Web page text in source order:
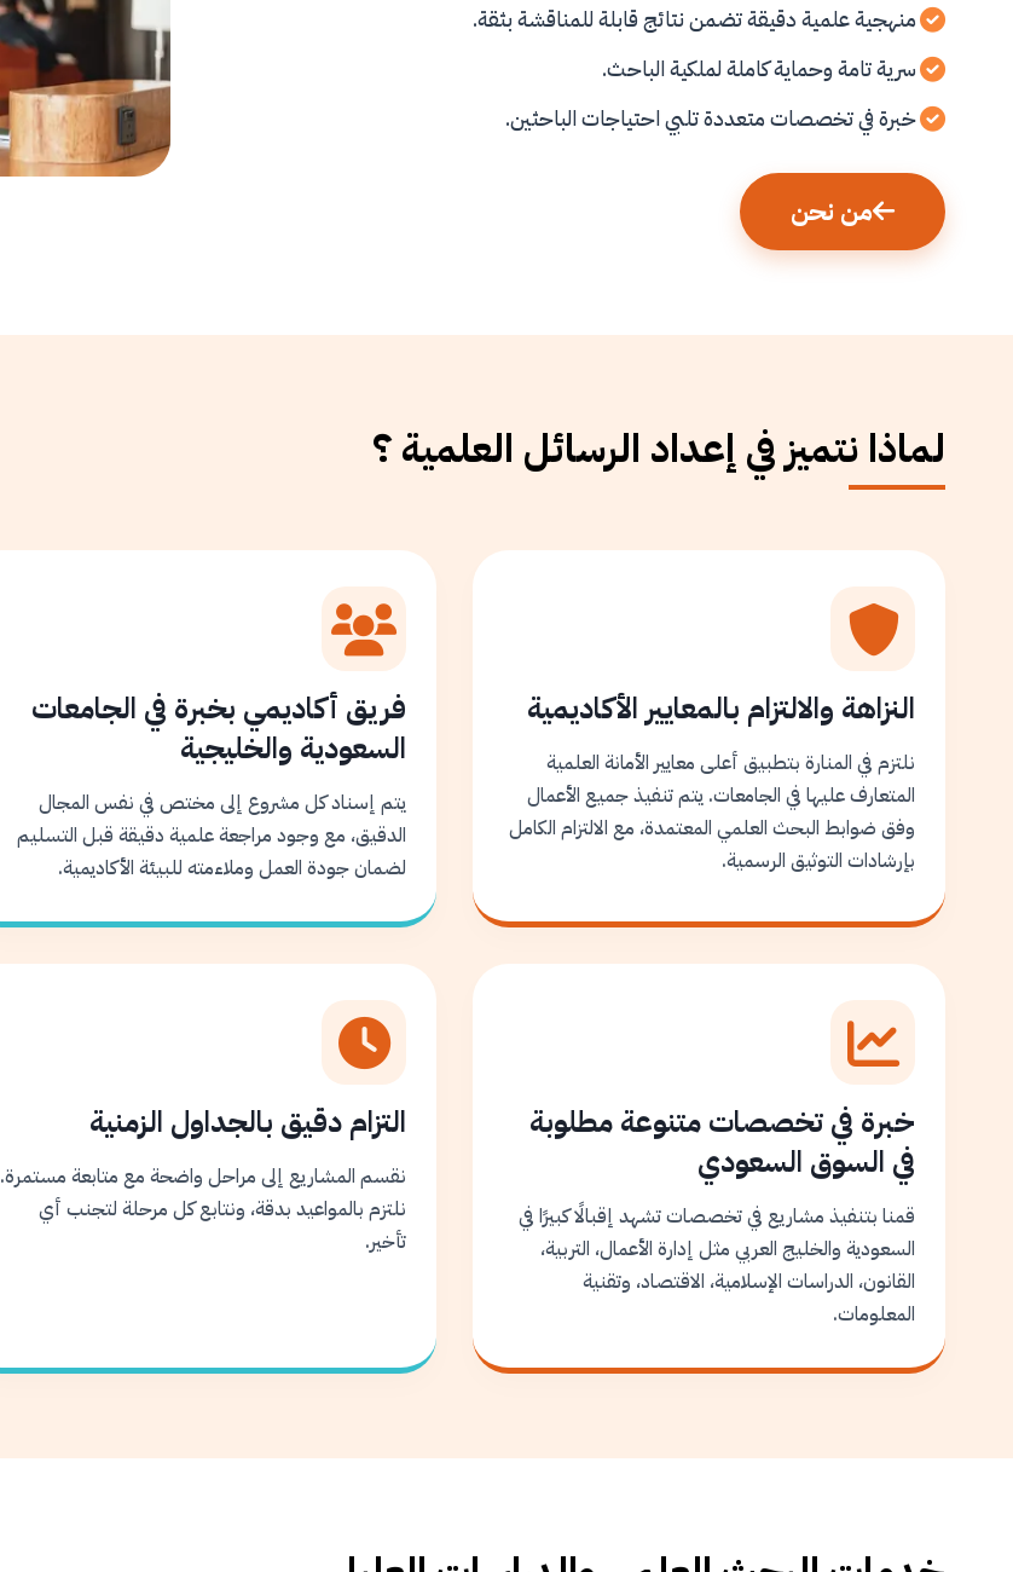
منهجية علمية دقيقة تضمن نتائج قابلة للمناقشة بثقة.
سرية تامة وحماية كاملة لملكية الباحث.
خبرة في تخصصات متعددة تلبي احتياجات الباحثين.
من نحن
لماذا نتميز في إعداد الرسائل العلمية ؟
النزاهة والالتزام بالمعايير الأكاديمية
نلتزم في المنارة بتطبيق أعلى معايير الأمانة العلمية
المتعارف عليها في الجامعات. يتم تنفيذ جميع الأعمال
وفق ضوابط البحث العلمي المعتمدة، مع الالتزام الكامل
بإرشادات التوثيق الرسمية.
فريق أكاديمي بخبرة في الجامعات
السعودية والخليجية
يتم إسناد كل مشروع إلى مختص في نفس المجال
الدقيق، مع وجود مراجعة علمية دقيقة قبل التسليم
لضمان جودة العمل وملاءمته للبيئة الأكاديمية.
خبرة في تخصصات متنوعة مطلوبة
في السوق السعودي
قمنا بتنفيذ مشاريع في تخصصات تشهد إقبالًا كبيرًا في
السعودية والخليج العربي مثل إدارة الأعمال، التربية،
القانون، الدراسات الإسلامية، الاقتصاد، وتقنية
المعلومات.
التزام دقيق بالجداول الزمنية
نقسم المشاريع إلى مراحل واضحة مع متابعة مستمرة.
نلتزم بالمواعيد بدقة، ونتابع كل مرحلة لتجنب أي
تأخير.